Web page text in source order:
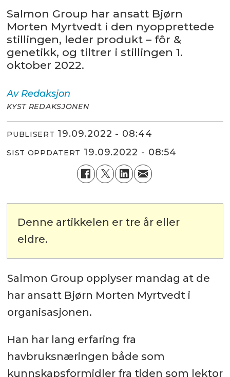
Salmon Group har ansatt Bjørn
Morten Myrtvedt i den nyopprettede
stillingen, leder produkt – fôr &
genetikk, og tiltrer i stillingen 1.
oktober 2022.
Av Redaksjon
KYST REDAKSJONEN
PUBLISERT 19.09.2022 - 08:44
SIST OPPDATERT 19.09.2022 - 08:54
Denne artikkelen er tre år eller
eldre.
Salmon Group opplyser mandag at de
har ansatt Bjørn Morten Myrtvedt i
organisasjonen.
Han har lang erfaring fra
havbruksnæringen både som
kunnskapsformidler fra tiden som lektor